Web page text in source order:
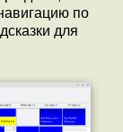
по
для